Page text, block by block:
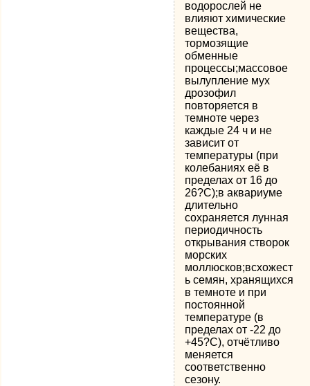
водорослей не
влияют химические
вещества,
тормозящие
обменные
процессы;массовое
вылупление мух
дрозофил
повторяется в
темноте через
каждые 24 ч и не
зависит от
температуры (при
колебаниях её в
пределах от 16 до
26?С);в аквариуме
длительно
сохраняется лунная
периодичность
открывания створок
морских
моллюсков;всхожест
ь семян, хранящихся
в темноте и при
постоянной
температуре (в
пределах от -22 до
+45?С), отчётливо
меняется
соответственно
сезону.